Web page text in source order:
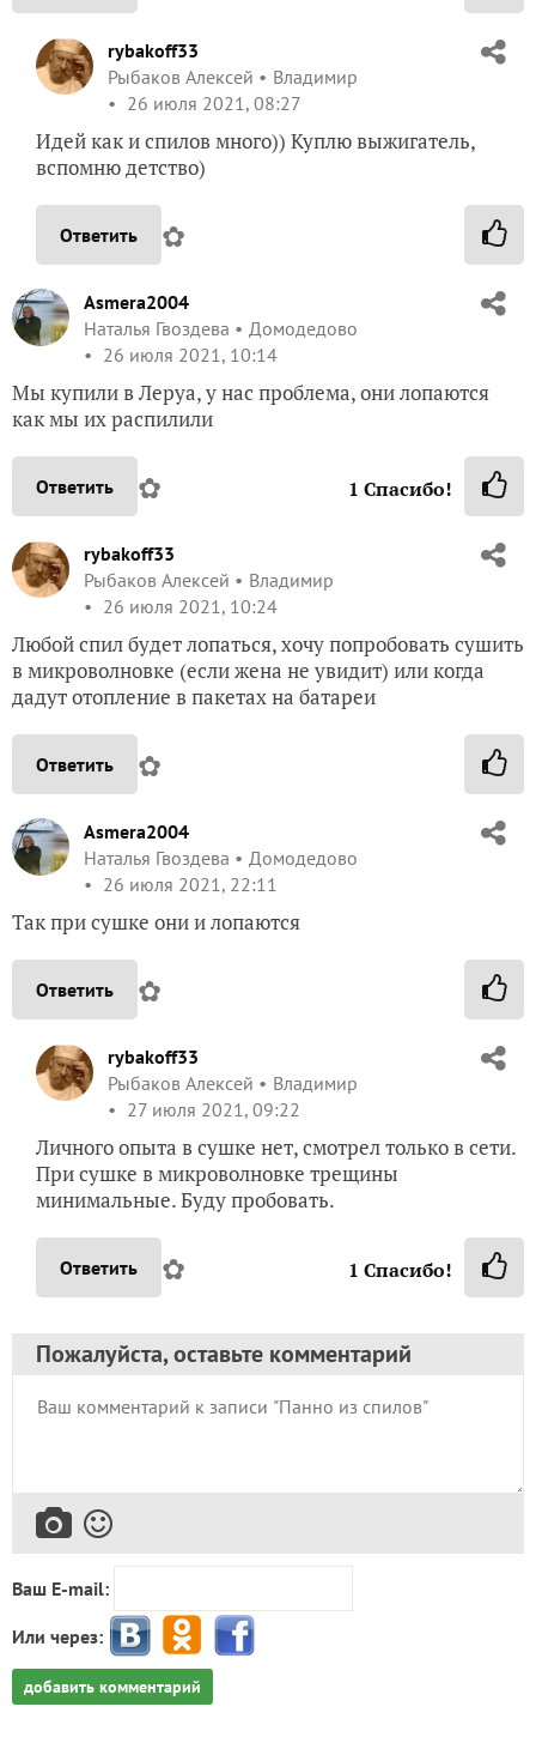
rybakoff33
Рыбаков Алексей
Владимир
26 июля 2021, 08:27
Идей как и спилов много)) Куплю выжигатель,
вспомню детство)
Ответить ✿
Asmera2004
Наталья Гвоздева
Домодедово
26 июля 2021, 10:14
Мы купили в Леруа, у нас проблема, они лопаются
как мы их распилили
Ответить ✿ 1 Спасибо!
rybakoff33
Рыбаков Алексей
Владимир
26 июля 2021, 10:24
Любой спил будет лопаться, хочу попробовать сушить
в микроволновке (если жена не увидит) или когда
дадут отопление в пакетах на батареи
Ответить ✿
Asmera2004
Наталья Гвоздева
Домодедово
26 июля 2021, 22:11
Так при сушке они и лопаются
Ответить ✿
rybakoff33
Рыбаков Алексей
Владимир
27 июля 2021, 09:22
Личного опыта в сушке нет, смотрел только в сети.
При сушке в микроволновке трещины
минимальные. Буду пробовать.
Ответить ✿ 1 Спасибо!
Пожалуйста, оставьте комментарий
Ваш E-mail:
Или через:
добавить комментарий